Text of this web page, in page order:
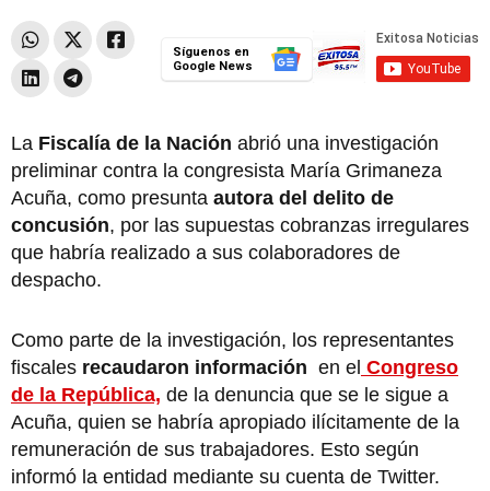
Síguenos en
Google News
La Fiscalía de la Nación abrió una investigación
preliminar contra la congresista María Grimaneza
Acuña, como presunta autora del delito de
concusión, por las supuestas cobranzas irregulares
que habría realizado a sus colaboradores de
despacho.
Como parte de la investigación, los representantes
fiscales recaudaron información en el Congreso
de la República, de la denuncia que se le sigue a
Acuña, quien se habría apropiado ilícitamente de la
remuneración de sus trabajadores. Esto según
informó la entidad mediante su cuenta de Twitter.